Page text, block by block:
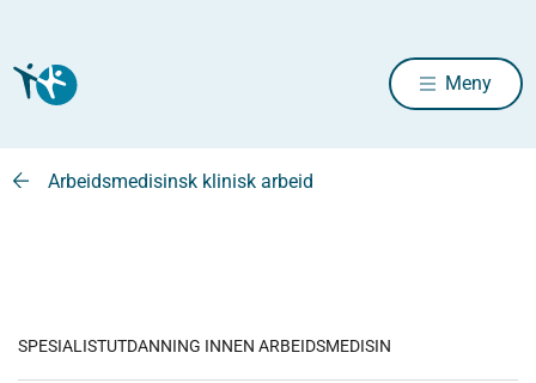
Meny
Arbeidsmedisinsk klinisk arbeid
SPESIALISTUTDANNING INNEN ARBEIDSMEDISIN